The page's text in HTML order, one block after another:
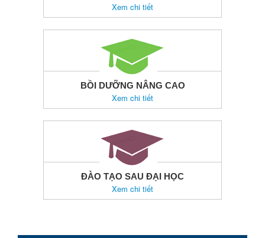
Xem chi tiết
BỒI DƯỠNG NÂNG CAO
Xem chi tiết
ĐÀO TẠO SAU ĐẠI HỌC
Xem chi tiết